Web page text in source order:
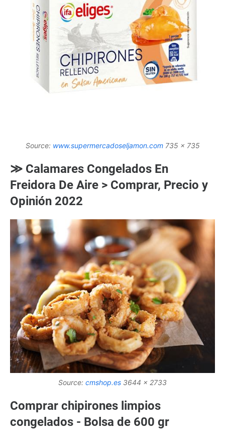
Source: www.supermercadoseljamon.com735 x 735
≫ Calamares Congelados En
Freidora De Aire > Comprar, Precio y
Opinión 2022
Source: cmshop.es 3644 x 2733
Comprar chipirones limpios
congelados - Bolsa de 600 gr